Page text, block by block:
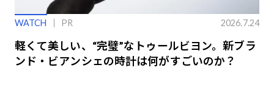
WATCH PR 2026.7.24
軽くて美しい、“完璧”なトゥールビヨン。新ブラ
ンド・ビアンシェの時計は何がすごいのか？